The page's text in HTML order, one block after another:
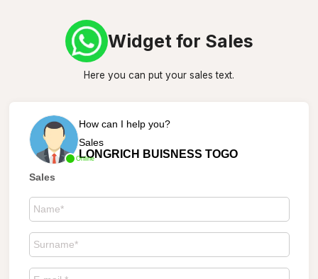
Widget for Sales
Here you can put your sales text.
Online
How can I help you?
Sales
LONGRICH BUISNESS TOGO
Sales